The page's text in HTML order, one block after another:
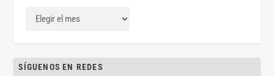
SÍGUENOS EN REDES